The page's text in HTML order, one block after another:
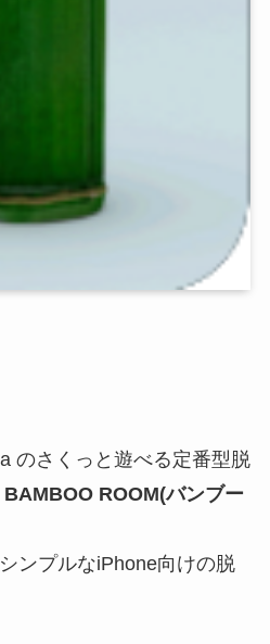
のさくっと遊べる定番型脱
ROOM(バンブー
ンプルなiPhone向けの脱